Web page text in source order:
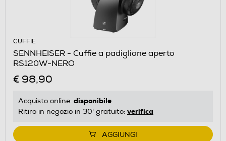
CUFFIE
SENNHEISER - Cuffie a padiglione aperto
RS120W-NERO
€ 98,90
Acquisto online: disponibile
Ritiro in negozio in 30' gratuito: verifica
AGGIUNGI